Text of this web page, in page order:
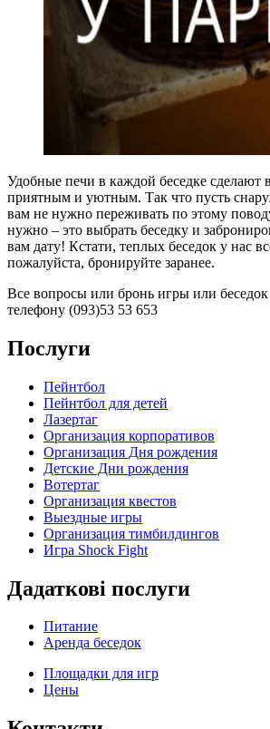
Удобные печи в каждой беседке сделают
приятным и уютным. Так что пусть
вам не нужно переживать по этому
нужно – это выбрать беседку и
вам дату! Кстати, теплых беседок у нас
пожалуйста, бронируйте заранее.
Все вопросы или бронь игры или
телефону (093)53 53 653
Послуги
Пейнтбол
Пейнтбол для детей
Лазертаг
Организация корпоративов
Организация Дня рождения
Детские Дни рождения
Вотертаг
Организация квестов
Выездные игры
Организация тимбилдингов
Игра Shock Fight
Дадаткові послуги
Питание
Аренда беседок
Площадки для игр
Цены